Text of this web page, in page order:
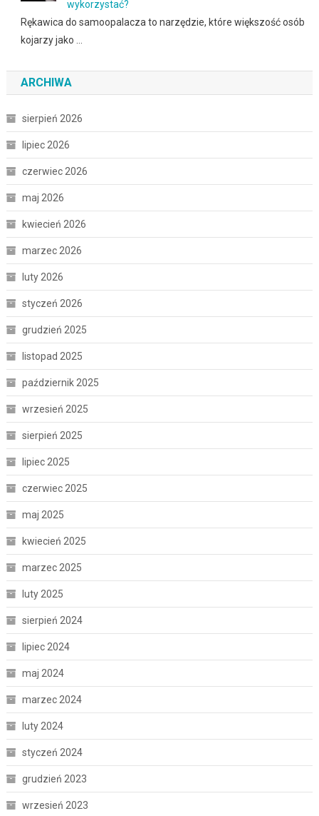
wykorzystać?
Rękawica do samoopalacza to narzędzie, które większość osób
kojarzy jako …
ARCHIWA
sierpień 2026
lipiec 2026
czerwiec 2026
maj 2026
kwiecień 2026
marzec 2026
luty 2026
styczeń 2026
grudzień 2025
listopad 2025
październik 2025
wrzesień 2025
sierpień 2025
lipiec 2025
czerwiec 2025
maj 2025
kwiecień 2025
marzec 2025
luty 2025
sierpień 2024
lipiec 2024
maj 2024
marzec 2024
luty 2024
styczeń 2024
grudzień 2023
wrzesień 2023